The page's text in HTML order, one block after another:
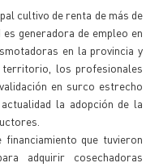
cultivo de renta de más de
generadora de empleo en
en la provincia y
territorio, los profesionales
en surco estrecho
la adopción de la
financiamiento que tuvieron
adquirir cosechadoras